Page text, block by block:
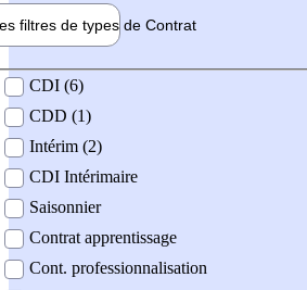
filtres de types de Contrat
contrat
CDI (6)
CDD (1)
Intérim (2)
CDI Intérimaire
Saisonnier
Contrat apprentissage
Cont. professionnalisation